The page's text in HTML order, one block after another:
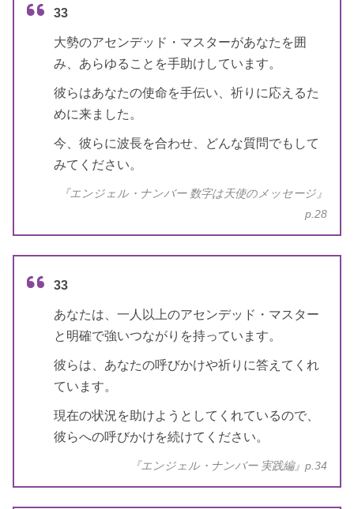
33
大勢のアセンデッド・マスターがあなたを囲
み、あらゆることを手助けしています。
彼らはあなたの使命を手伝い、祈りに応えるた
めに来ました。
今、彼らに波長を合わせ、どんな質問でもして
みてください。
『エンジェル・ナンバー 数字は天使のメッセージ』
p.28
33
あなたは、一人以上のアセンデッド・マスター
と明確で強いつながりを持っています。
彼らは、あなたの呼びかけや祈りに答えてくれ
ています。
現在の状況を助けようとしてくれているので、
彼らへの呼びかけを続けてください。
『エンジェル・ナンバー 実践編』p.34